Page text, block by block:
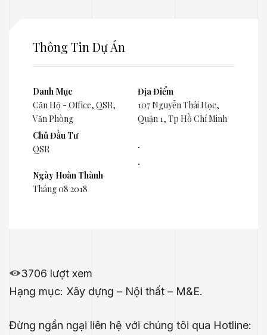
Thông Tin Dự Án
Danh Mục
Căn Hộ - Office, QSR,
Văn Phòng
Chủ Đầu Tư
QSR
Ngày Hoàn Thành
Tháng 08 2018
Địa Điểm
107 Nguyễn Thái Học,
Quận 1, Tp Hồ Chí Minh
.
.
3706 lượt xem
Hạng mục: Xây dựng – Nội thất – M&E.
Đừng ngần ngại liên hệ với chúng tôi qua Hotline: